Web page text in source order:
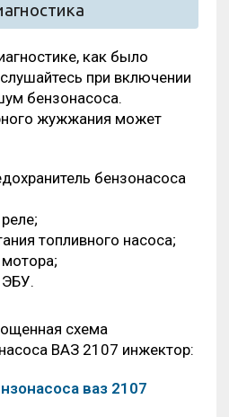
как было
при включении
бензонасоса.
жужжания может
бензонасоса
топливного насоса;
ЭБУ.
схема
ВАЗ 2107 инжектор: